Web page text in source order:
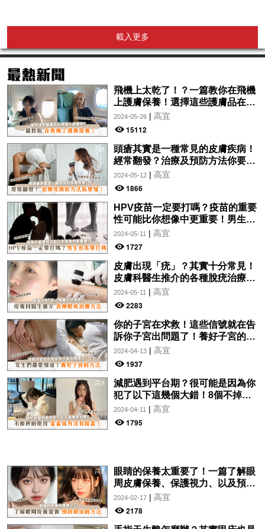
載入更多
飛機上太乾了！？一篇教你在飛機
上護膚保養！選擇這些護膚品在飛
機上使用吧！
2024-05-26| 高宜
15112
頭瘡其實是一種常見的皮膚疾病！
經常翻發？治療及預防方法你要
知！
2024-05-12| 高宜
1866
HPV疫苗一定要打嗎？疫苗的重要
性可能比你想像中更重要！男生也
需要打嗎？
2024-05-11 | 高宜
1727
皮膚出現「疣」？其實十分常見！
皮膚科醫生推介的各種脫疣治療方
法分析！讓你一文了解~
2024-05-11 | 高宜
2283
你的子宮在求救！這些信號就在告
訴你子宮出問題了！養好子宮的方
法，女生們都要知道！
2024-04-13| 高宜
1937
減肥遇到平台期？很可能是因為你
犯了以下這幾個大錯！8個不掉秤
的原因，看看你有沒有踩雷！
2024-04-11 | 高宜
1795
眼睛的保養太重要了！一篇了解眼
周皮膚保養、保護視力、以及預防
眼紋的方法~
2024-02-17| 高宜
2178